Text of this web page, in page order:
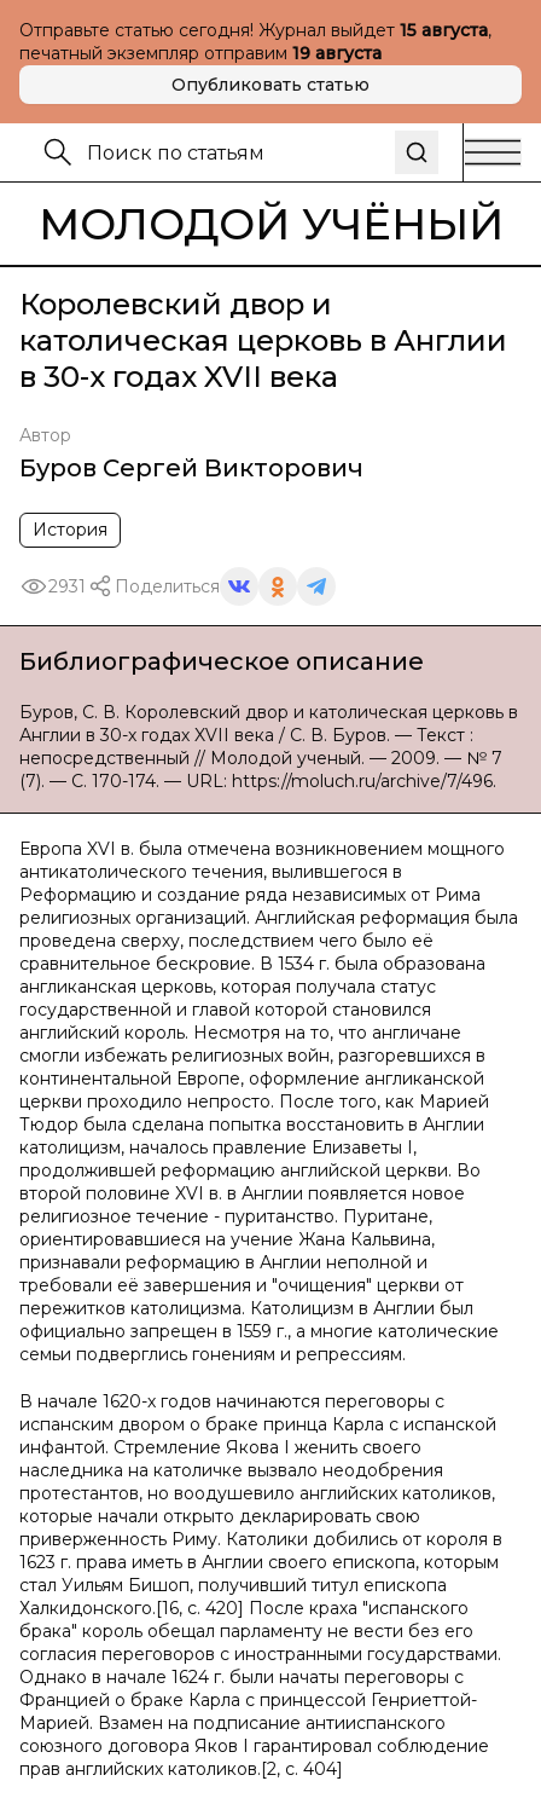
Отправьте статью сегодня! Журнал выйдет 15 августа,
печатный экземпляр отправим 19 августа
Опубликовать статью
МОЛОДОЙ УЧЁНЫЙ
Королевский двор и
католическая церковь в Англии
в 30-х годах XVII века
Автор
Буров Сергей Викторович
История
2931 Поделиться
Библиографическое описание
Буров, С. В. Королевский двор и католическая церковь в
Англии в 30-х годах XVII века / С. В. Буров. — Текст :
непосредственный // Молодой ученый. — 2009. — № 7
(7). — С. 170-174. — URL: https://moluch.ru/archive/7/496.
Европа XVI в. была отмечена возникновением мощного
антикатолического течения, вылившегося в
Реформацию и создание ряда независимых от Рима
религиозных организаций. Английская реформация была
проведена сверху, последствием чего было её
сравнительное бескровие. В 1534 г. была образована
англиканская церковь, которая получала статус
государственной и главой которой становился
английский король. Несмотря на то, что англичане
смогли избежать религиозных войн, разгоревшихся в
континентальной Европе, оформление англиканской
церкви проходило непросто. После того, как Марией
Тюдор была сделана попытка восстановить в Англии
католицизм, началось правление Елизаветы I,
продолжившей реформацию английской церкви. Во
второй половине XVI в. в Англии появляется новое
религиозное течение - пуританство. Пуритане,
ориентировавшиеся на учение Жана Кальвина,
признавали реформацию в Англии неполной и
требовали её завершения и "очищения" церкви от
пережитков католицизма. Католицизм в Англии был
официально запрещен в 1559 г., а многие католические
семьи подверглись гонениям и репрессиям.
В начале 1620-х годов начинаются переговоры с
испанским двором о браке принца Карла с испанской
инфантой. Стремление Якова I женить своего
наследника на католичке вызвало неодобрения
протестантов, но воодушевило английских католиков,
которые начали открыто декларировать свою
приверженность Риму. Католики добились от короля в
1623 г. права иметь в Англии своего епископа, которым
стал Уильям Бишоп, получивший титул епископа
Халкидонского.[16, с. 420] После краха "испанского
брака" король обещал парламенту не вести без его
согласия переговоров с иностранными государствами.
Однако в начале 1624 г. были начаты переговоры с
Францией о браке Карла с принцессой Генриеттой-
Марией. Взамен на подписание антииспанского
союзного договора Яков I гарантировал соблюдение
прав английских католиков.[2, с. 404]